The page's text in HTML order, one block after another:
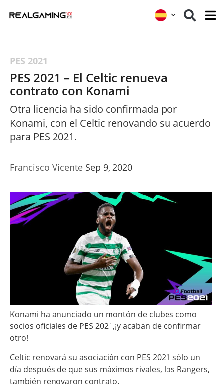
PES 2021
PES 2021 – El Celtic renueva
contrato con Konami
Otra licencia ha sido confirmada por
Konami, con el Celtic renovando su acuerdo
para PES 2021.
Francisco Vicente Sep 9, 2020
Konami ha anunciado un montón de clubes como
socios oficiales de PES 2021,¡y acaban de confirmar
otro!
Celtic renovará su asociación con PES 2021 sólo un
día después de que sus máximos rivales, los Rangers,
también renovaron contrato.